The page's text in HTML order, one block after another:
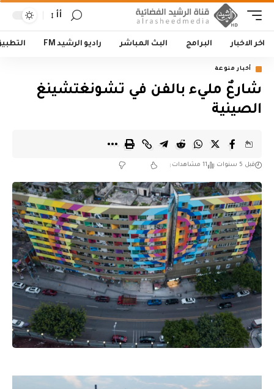
أأ
اخر الاخبار البرامج البث المباشر راديو الرشيد FM
أخبار منوعة
شارعٌ مليء بالفن في تشونغتشينغ
الصينية
قبل 5 سنوات 11 مشاهدات